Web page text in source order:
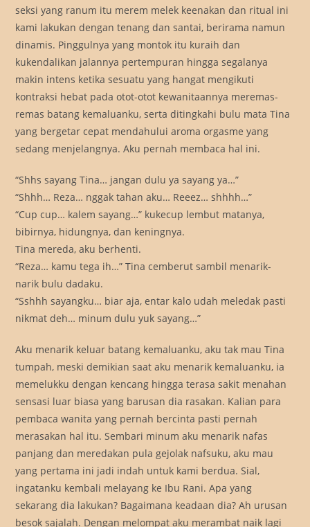
seksi yang ranum itu merem melek keenakan dan ritual ini
kami lakukan dengan tenang dan santai, berirama namun
dinamis. Pinggulnya yang montok itu kuraih dan
kukendalikan jalannya pertempuran hingga segalanya
makin intens ketika sesuatu yang hangat mengikuti
kontraksi hebat pada otot-otot kewanitaannya meremas-
remas batang kemaluanku, serta ditingkahi bulu mata Tina
yang bergetar cepat mendahului aroma orgasme yang
sedang menjelangnya. Aku pernah membaca hal ini.
“Shhs sayang Tina… jangan dulu ya sayang ya…”
“Shhh… Reza… nggak tahan aku… Reeez… shhhh…”
“Cup cup… kalem sayang…” kukecup lembut matanya,
bibirnya, hidungnya, dan keningnya.
Tina mereda, aku berhenti.
“Reza… kamu tega ih…” Tina cemberut sambil menarik-
narik bulu dadaku.
“Sshhh sayangku… biar aja, entar kalo udah meledak pasti
nikmat deh… minum dulu yuk sayang…”
Aku menarik keluar batang kemaluanku, aku tak mau Tina
tumpah, meski demikian saat aku menarik kemaluanku, ia
memelukku dengan kencang hingga terasa sakit menahan
sensasi luar biasa yang barusan dia rasakan. Kalian para
pembaca wanita yang pernah bercinta pasti pernah
merasakan hal itu. Sembari minum aku menarik nafas
panjang dan meredakan pula gejolak nafsuku, aku mau
yang pertama ini jadi indah untuk kami berdua. Sial,
ingatanku kembali melayang ke Ibu Rani. Apa yang
sekarang dia lakukan? Bagaimana keadaan dia? Ah urusan
besok sajalah. Dengan melompat aku merambat naik lagi